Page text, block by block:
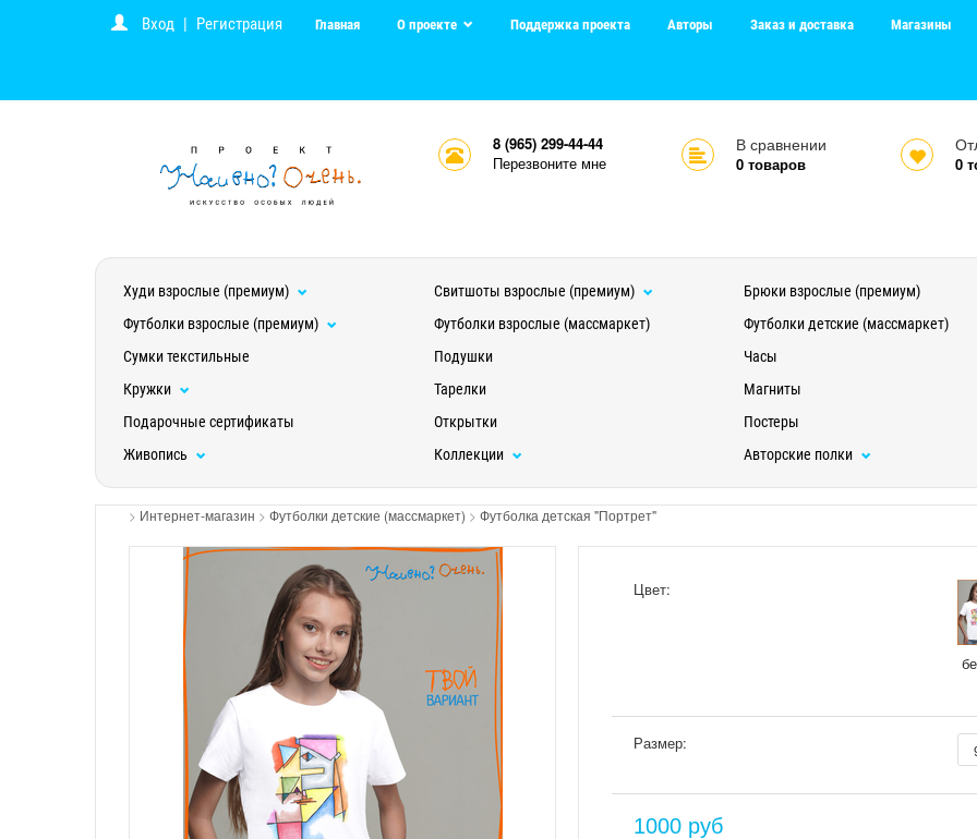
Вход | Регистрация Главная О проекте Поддержка проекта Авторы Заказ и доставка Магазины
8 (965) 299-44-44
Перезвоните мне
В сравнении
0товаров 0
Худи взрослые (премиум) Свитшоты взрослые (премиум)
Брюки взрослые (премиум)
Футболки взрослые (премиум)
Футболки взрослые (массмаркет)
Футболки детские (массмаркет)
Сумки текстильные
Подушки
Часы
Кружки
Тарелки
Магниты
Подарочные сертификаты
Открытки
Постеры
Живопись
Коллекции Авторские полки
> Интернет-магазин > Футболки детские (массмаркет) > Футболка детская "Портрет"
Цвет:
Размер:
1000 руб